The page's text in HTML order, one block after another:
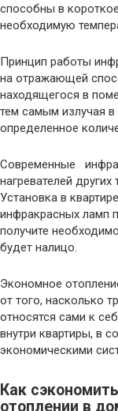
способны в
необходимую
Принцип работы
на отражающей
находящегося в
тем самым излучая
определенное
Современные
нагревателей
Установка в
инфракрасных ламп
получите
будет налицо.
Экономное
от того, насколько
относятся сами к
внутри квартиры, в
экономическими
Как
отоплении в